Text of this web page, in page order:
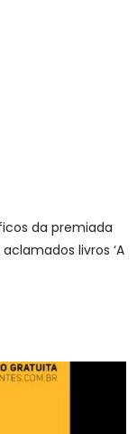
da premiada
livros ‘A